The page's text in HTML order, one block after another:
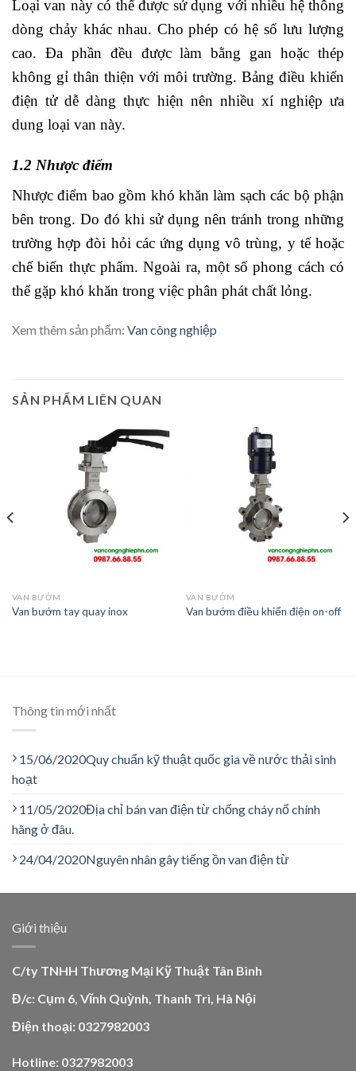
Loại van này có thể được sử dụng với nhiều hệ thông
dòng chảy khác nhau. Cho phép có hệ số lưu lượng
cao. Đa phần đều được làm bằng gan hoặc thép
không gỉ thân thiện với môi trường. Bảng điều khiển
điện tử dễ dàng thực hiện nên nhiều xí nghiệp ưa
dung loại van này.
1.2 Nhược điểm
Nhược điểm bao gồm khó khăn làm sạch các bộ phận
bên trong. Do đó khi sử dụng nên tránh trong những
trường hợp đòi hỏi các ứng dụng vô trùng, y tế hoặc
chế biến thực phẩm. Ngoài ra, một số phong cách có
thể gặp khó khăn trong việc phân phát chất lỏng.
Xem thêm sản phẩm: Van công nghiệp
SẢN PHẨM LIÊN QUAN
VAN BƯỚM
Van bướm tay quay inox
VAN BƯỚM
Van bướm điều khiển điện on-off
Thông tin mới nhất
15/06/2020Quy chuẩn kỹ thuật quốc gia về nước thải sinh
hoạt
11/05/2020Địa chỉ bán van điện từ chống cháy nổ chính
hãng ở đâu.
24/04/2020Nguyên nhân gây tiếng ồn van điện từ
Giới thiệu
C/ty TNHH Thương Mại Kỹ Thuật Tân Bình
Đ/c: Cụm 6, Vĩnh Quỳnh, Thanh Trì, Hà Nội
Điện thoại: 0327982003
Hotline: 0327982003